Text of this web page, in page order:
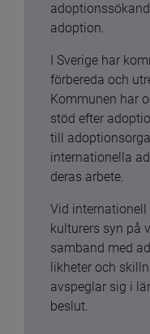
adoption.
I Sverige har
förbereda och
Kommunen har
stöd efter
till
internationella
deras arbete.
Vid
kulturers syn på
samband med
likheter och
avspeglar sig i
beslut.